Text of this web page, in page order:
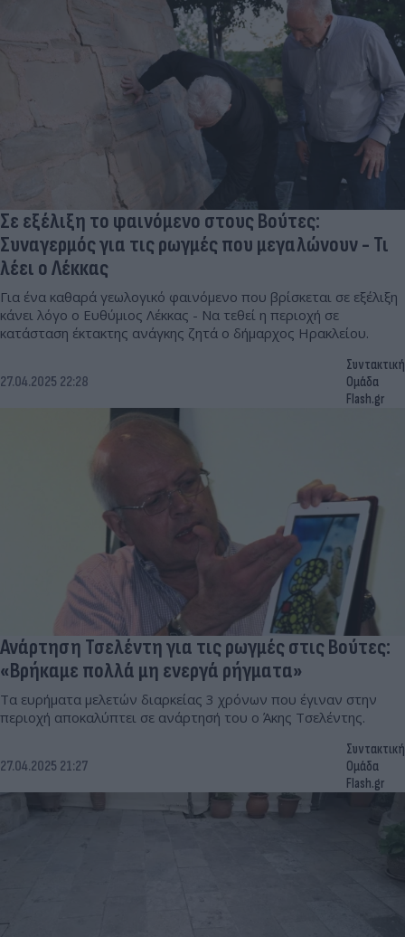
Σε εξέλιξη το φαινόμενο στους Βούτες:
Συναγερμός για τις ρωγμές που μεγαλώνουν - Τι
λέει ο Λέκκας
Για ένα καθαρά γεωλογικό φαινόμενο που βρίσκεται σε εξέλιξη
κάνει λόγο ο Ευθύμιος Λέκκας - Να τεθεί η περιοχή σε
κατάσταση έκτακτης ανάγκης ζητά ο δήμαρχος Ηρακλείου.
27.04.2025 22:28
Συντακτική
Ομάδα
Flash.gr
Ανάρτηση Τσελέντη για τις ρωγμές στις Βούτες:
«Βρήκαμε πολλά μη ενεργά ρήγματα»
Τα ευρήματα μελετών διαρκείας 3 χρόνων που έγιναν στην
περιοχή αποκαλύπτει σε ανάρτησή του ο Άκης Τσελέντης.
27.04.2025 21:27
Συντακτική
Ομάδα
Flash.gr